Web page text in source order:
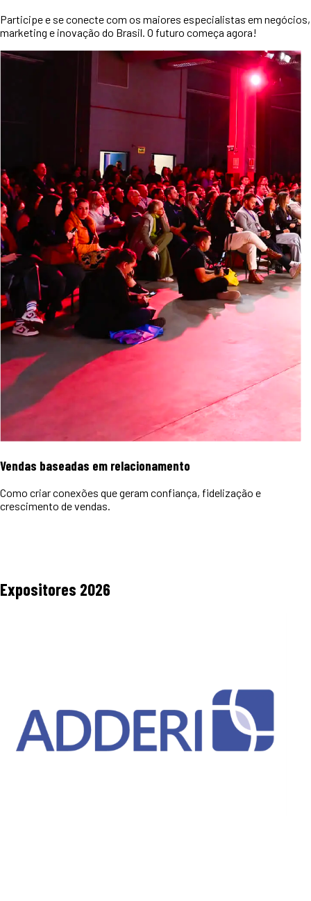
Participe e se conecte com os maiores especialistas em negócios,
marketing e inovação do Brasil. O futuro começa agora!
Vendas baseadas em relacionamento
Como criar conexões que geram confiança, fidelização e
crescimento de vendas.
Expositores 2026